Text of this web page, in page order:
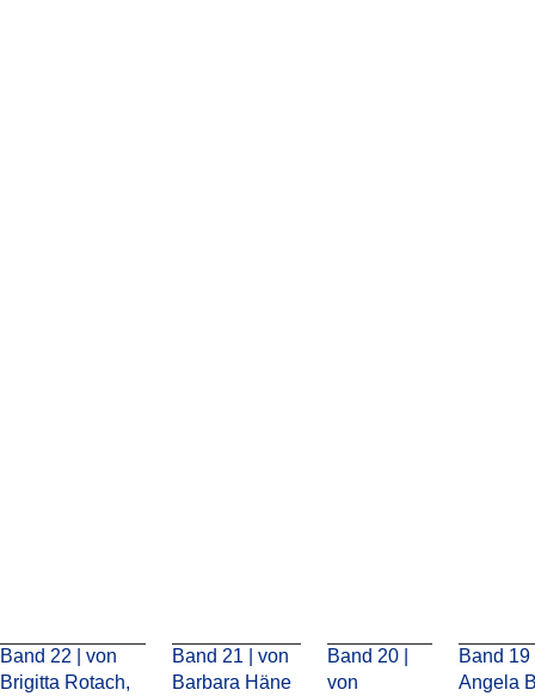
Band 22 | von
Brigitta Rotach,
Band 21 | von
Barbara Häne
Band 20 |
von
Band 19
Angela